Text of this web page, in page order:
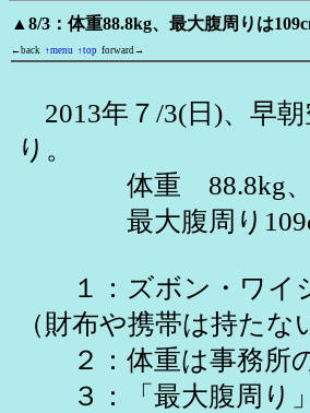
▲8/3：体重88.8kg、最大腹周りは
←back ↑menu ↑top forward→
2013年７/3(日)、早
り。
体重 88.8kg、
最大腹周り
１：ズボン・ワイ
（財布や携帯は持たな
２：体重は事務所
３：「最大腹周り」